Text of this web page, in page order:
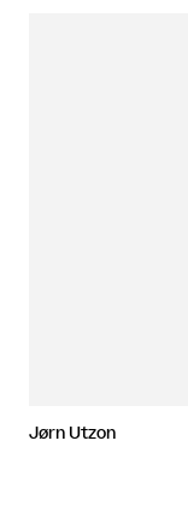
Jørn Utzon